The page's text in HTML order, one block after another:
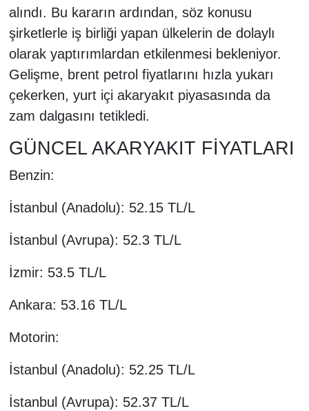
alındı. Bu kararın ardından, söz konusu
şirketlerle iş birliği yapan ülkelerin de dolaylı
olarak yaptırımlardan etkilenmesi bekleniyor.
Gelişme, brent petrol fiyatlarını hızla yukarı
çekerken, yurt içi akaryakıt piyasasında da
zam dalgasını tetikledi.
GÜNCEL AKARYAKIT FİYATLARI
Benzin:
İstanbul (Anadolu): 52.15 TL/L
İstanbul (Avrupa): 52.3 TL/L
İzmir: 53.5 TL/L
Ankara: 53.16 TL/L
Motorin:
İstanbul (Anadolu): 52.25 TL/L
İstanbul (Avrupa): 52.37 TL/L